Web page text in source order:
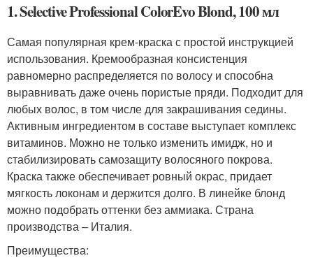
1. Selective Professional ColorEvo Blond, 100 мл
Самая популярная крем-краска с простой инструкцией
использования. Кремообразная консистенция
равномерно распределяется по волосу и способна
выравнивать даже очень пористые пряди. Подходит для
любых волос, в том числе для закрашивания седины.
Активным ингредиентом в составе выступает комплекс
витаминов. Можно не только изменить имидж, но и
стабилизировать самозащиту волосяного покрова.
Краска также обеспечивает ровный окрас, придает
мягкость локонам и держится долго. В линейке блонд
можно подобрать оттенки без аммиака. Страна
производства – Италия.
Преимущества: